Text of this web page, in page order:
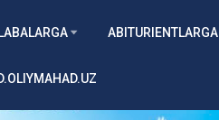
ABITURIENTLARGA